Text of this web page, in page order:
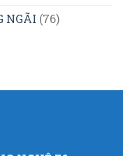
NGÃI (76)